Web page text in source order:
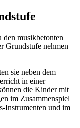
den musikbetonten
Grundstufe nehmen
sie neben dem
in einer
die Kinder mit
im Zusammenspiel
Instrumenten und im